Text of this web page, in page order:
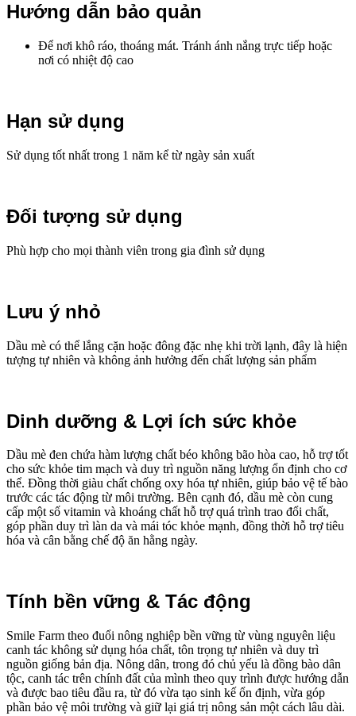
Hướng dẫn bảo quản
Để nơi khô ráo, thoáng mát. Tránh ánh nắng trực tiếp hoặc
nơi có nhiệt độ cao
Hạn sử dụng
Sử dụng tốt nhất trong 1 năm kể từ ngày sản xuất
Đối tượng sử dụng
Phù hợp cho mọi thành viên trong gia đình sử dụng
Lưu ý nhỏ
Dầu mè có thể lắng cặn hoặc đông đặc nhẹ khi trời lạnh, đây là hiện
tượng tự nhiên và không ảnh hưởng đến chất lượng sản phẩm
Dinh dưỡng & Lợi ích sức khỏe
Dầu mè đen chứa hàm lượng chất béo không bão hòa cao, hỗ trợ tốt
cho sức khỏe tim mạch và duy trì nguồn năng lượng ổn định cho cơ
thể. Đồng thời giàu chất chống oxy hóa tự nhiên, giúp bảo vệ tế bào
trước các tác động từ môi trường. Bên cạnh đó, dầu mè còn cung
cấp một số vitamin và khoáng chất hỗ trợ quá trình trao đổi chất,
góp phần duy trì làn da và mái tóc khỏe mạnh, đồng thời hỗ trợ tiêu
hóa và cân bằng chế độ ăn hằng ngày.
Tính bền vững & Tác động
Smile Farm theo đuổi nông nghiệp bền vững từ vùng nguyên liệu
canh tác không sử dụng hóa chất, tôn trọng tự nhiên và duy trì
nguồn giống bản địa. Nông dân, trong đó chủ yếu là đồng bào dân
tộc, canh tác trên chính đất của mình theo quy trình được hướng dẫn
và được bao tiêu đầu ra, từ đó vừa tạo sinh kế ổn định, vừa góp
phần bảo vệ môi trường và giữ lại giá trị nông sản một cách lâu dài.